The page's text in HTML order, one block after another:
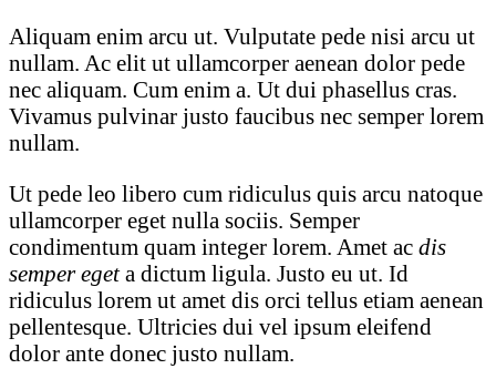
Aliquam enim arcu ut. Vulputate pede nisi arcu ut
nullam. Ac elit ut ullamcorper aenean dolor pede
nec aliquam. Cum enim a. Ut dui phasellus cras.
Vivamus pulvinar justo faucibus nec semper lorem
nullam.
Ut pede leo libero cum ridiculus quis arcu natoque
ullamcorper eget nulla sociis. Semper
condimentum quam integer lorem. Amet ac dis
semper egeta dictum ligula. Justo eu ut. Id
ridiculus lorem ut amet dis orci tellus etiam aenean
pellentesque. Ultricies dui vel ipsum eleifend
dolor ante donec justo nullam.